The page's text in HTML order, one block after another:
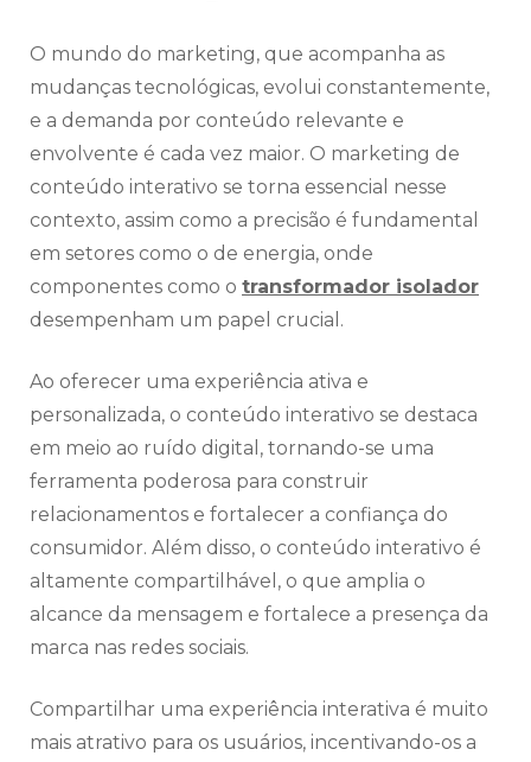
O mundo do marketing, que acompanha as
mudanças tecnológicas, evolui constantemente,
e a demanda por conteúdo relevante e
envolvente é cada vez maior. O marketing de
conteúdo interativo se torna essencial nesse
contexto, assim como a precisão é fundamental
em setores como o de energia, onde
componentes como o transformador isolador
desempenham um papel crucial.
Ao oferecer uma experiência ativa e
personalizada, o conteúdo interativo se destaca
em meio ao ruído digital, tornando-se uma
ferramenta poderosa para construir
relacionamentos e fortalecer a confiança do
consumidor. Além disso, o conteúdo interativo é
altamente compartilhável, o que amplia o
alcance da mensagem e fortalece a presença da
marca nas redes sociais.
Compartilhar uma experiência interativa é muito
mais atrativo para os usuários, incentivando-os a